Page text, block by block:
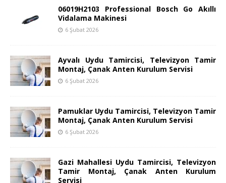
06019H2103 Professional Bosch Go Akıllı
Vidalama Makinesi
6 Şubat 2026
Ayvalı Uydu Tamircisi, Televizyon Tamir
Montaj, Çanak Anten Kurulum Servisi
6 Şubat 2026
Pamuklar Uydu Tamircisi, Televizyon Tamir
Montaj, Çanak Anten Kurulum Servisi
6 Şubat 2026
Gazi Mahallesi Uydu Tamircisi, Televizyon
Tamir Montaj, Çanak Anten Kurulum
Servisi